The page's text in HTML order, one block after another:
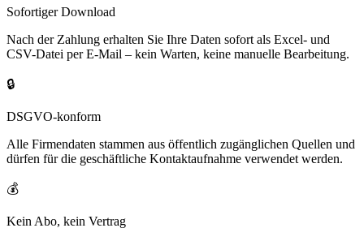
Sofortiger Download
Nach der Zahlung erhalten Sie Ihre Daten sofort als Excel- und
CSV-Datei per E-Mail – kein Warten, keine manuelle Bearbeitung.
🔒
DSGVO-konform
Alle Firmendaten stammen aus öffentlich zugänglichen Quellen und
dürfen für die geschäftliche Kontaktaufnahme verwendet werden.
💰
Kein Abo, kein Vertrag